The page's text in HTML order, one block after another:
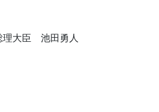
理大臣 池田勇人